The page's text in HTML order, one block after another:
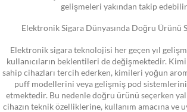
gelişmeleri yakından takip
Elektronik Sigara Dünyasında Doğru Ürünü
Elektronik sigara teknolojisi her geçen yıl
kullanıcıların beklentileri de değişmektedir.
sahip cihazları tercih ederken, kimileri yoğun
puff modellerini veya gelişmiş pod
etmektedir. Bu nedenle doğru ürünü seçerken
cihazın teknik özelliklerine, kullanım amacına ve